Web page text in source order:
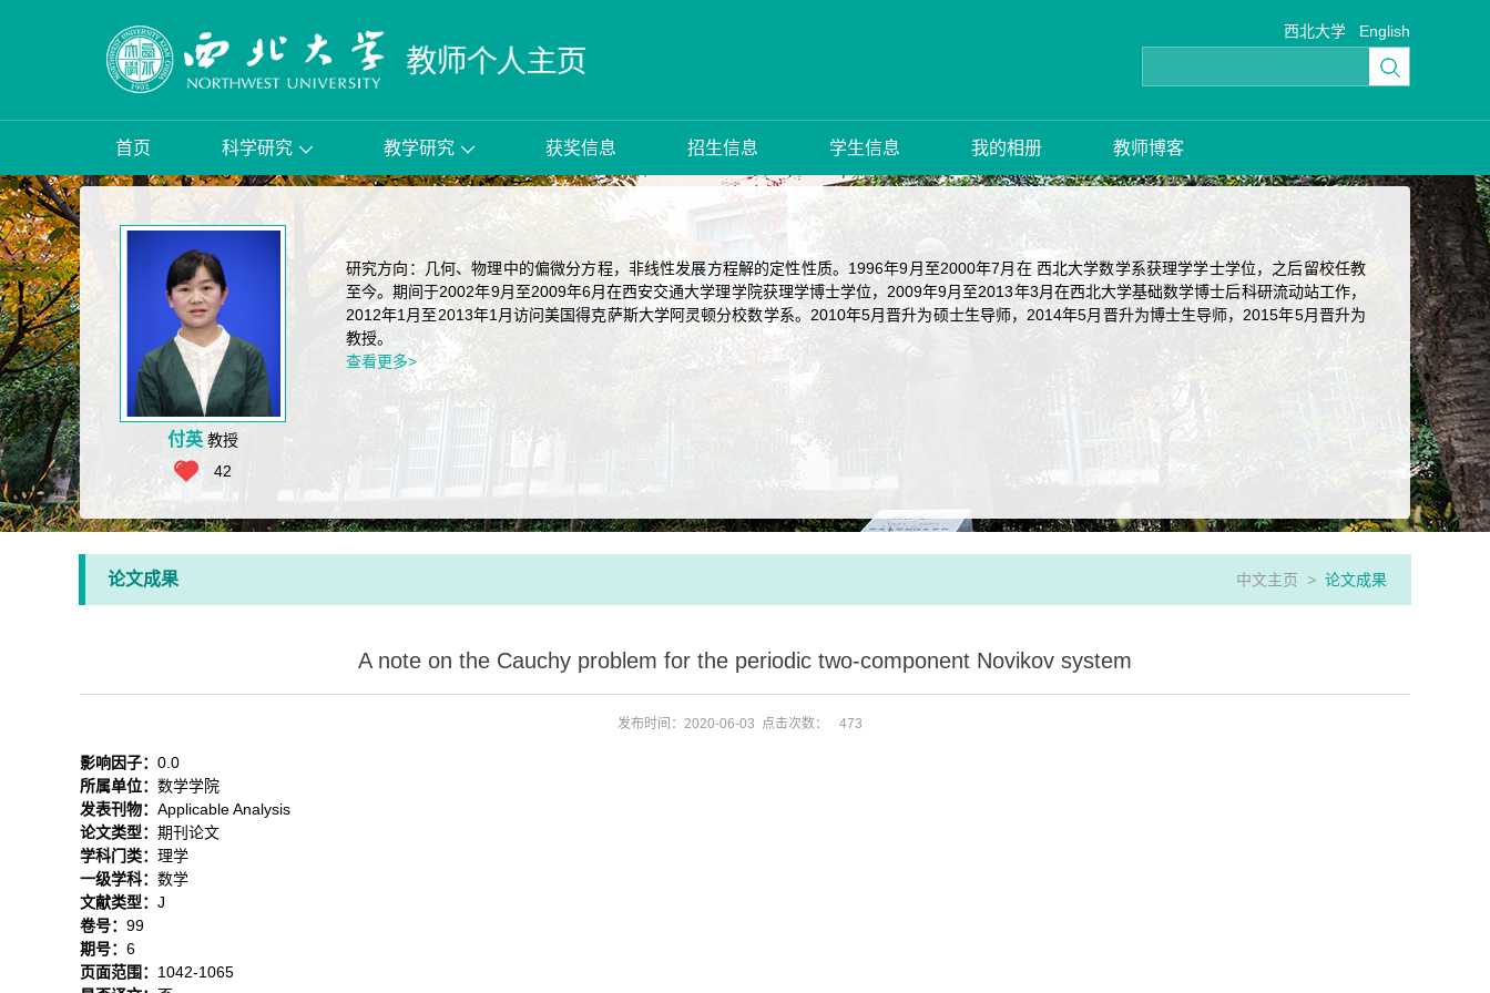
西北大学 English
首页 科学研究 教学研究 获奖信息 招生信息 学生信息 我的相册 教师博客
付英 教授
42
研究方向：几何、物理中的偏微分方程，非线性发展方程解的定性性质。1996年9月至2000年7月在 西北大学数学系获理学学士学位，之后留校任教
至今。期间于2002年9月至2009年6月在西安交通大学理学院获理学博士学位，2009年9月至2013年3月在西北大学基础数学博士后科研流动站工作，
2012年1月至2013年1月访问美国得克萨斯大学阿灵顿分校数学系。2010年5月晋升为硕士生导师，2014年5月晋升为博士生导师，2015年5月晋升为
教授。
查看更多>
论文成果 中文主页 > 论文成果
A note on the Cauchy problem for the periodic two-component Novikov system
发布时间：2020-06-03 点击次数： 473
影响因子： 0.0
所属单位： 数学学院
发表刊物： Applicable Analysis
论文类型： 期刊论文
学科门类： 理学
一级学科： 数学
文献类型： J
卷号： 99
期号： 6
页面范围： 1042-1065